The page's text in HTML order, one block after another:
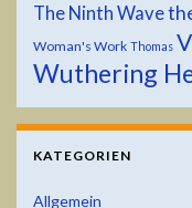
The Ninth Wave
Woman's Work Thomas
Wuthering
KATEGORIEN
Allgemein